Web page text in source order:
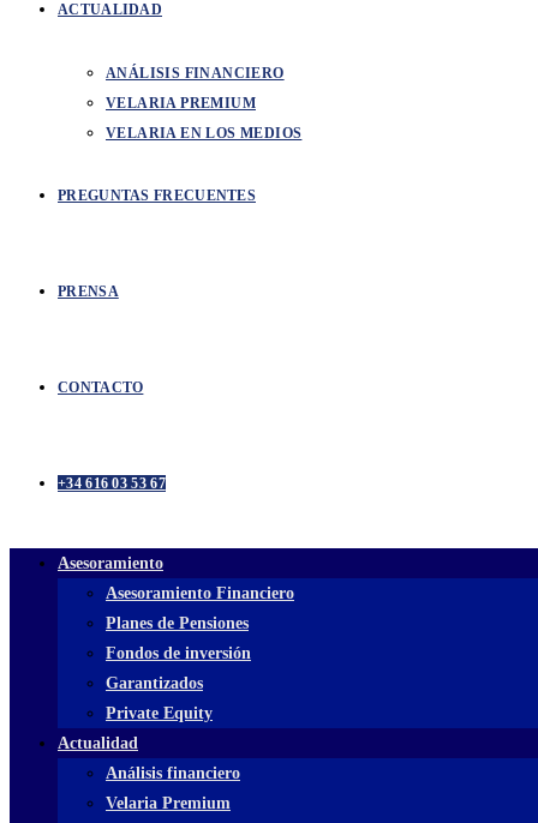
ACTUALIDAD
ANÁLISIS FINANCIERO
VELARIA PREMIUM
VELARIA EN LOS MEDIOS
PREGUNTAS FRECUENTES
PRENSA
CONTACTO
+34 616 03 53 67
Asesoramiento
Asesoramiento Financiero
Planes de Pensiones
Fondos de inversión
Garantizados
Private Equity
Actualidad
Análisis financiero
Velaria Premium